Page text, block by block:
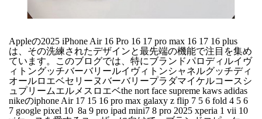
Appleの2025 iPhone Air 16 Pro 16 17 pro max 16 17 16 plus
は、その洗練されたデザインと最先端の機能で注目を集め
ています。このブログでは、特にブランドパロディルイヴ
ィトングッチバーバリールイヴィトンシャネルグッチディ
オールロエベセリーヌバーバリープラダマイケルコースシ
ュプリームエルメスロエベthe nort face supreme kaws adidas
nikeのiphone Air 17 15 16 pro max galaxy z flip 7 5 6 fold 4 5 6
7 google pixel 10 8a 9 pro ipad mini7 8 pro 2025 xperia 1 vii 10